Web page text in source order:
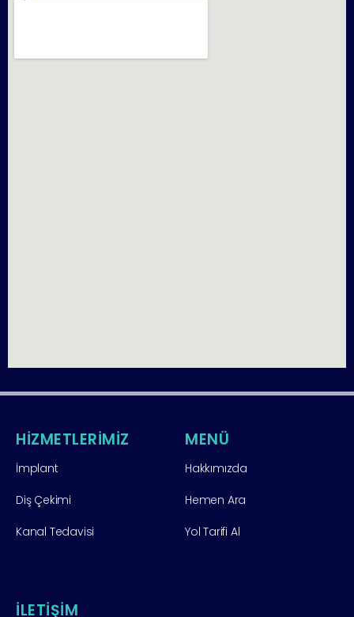
HİZMETLERİMİZ
İmplant
Diş Çekimi
Kanal Tedavisi
MENÜ
Hakkımızda
Hemen Ara
Yol Tarifi Al
İLETİŞİM